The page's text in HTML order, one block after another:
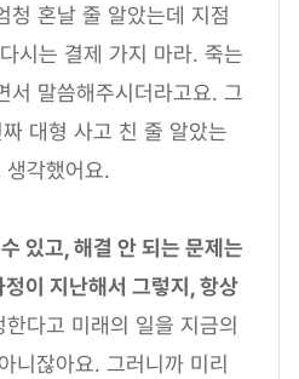
청 혼날 줄 알았는데 지점
시는 결제 가지 마라. 죽는
서 말씀해주시더라고요. 그
대형 사고 친 줄 알았는
각했어요.
있고, 해결 안 되는 문제는
이 지난해서 그렇지, 항상
한다고 미래의 일을 지금의
니잖아요. 그러니까 미리